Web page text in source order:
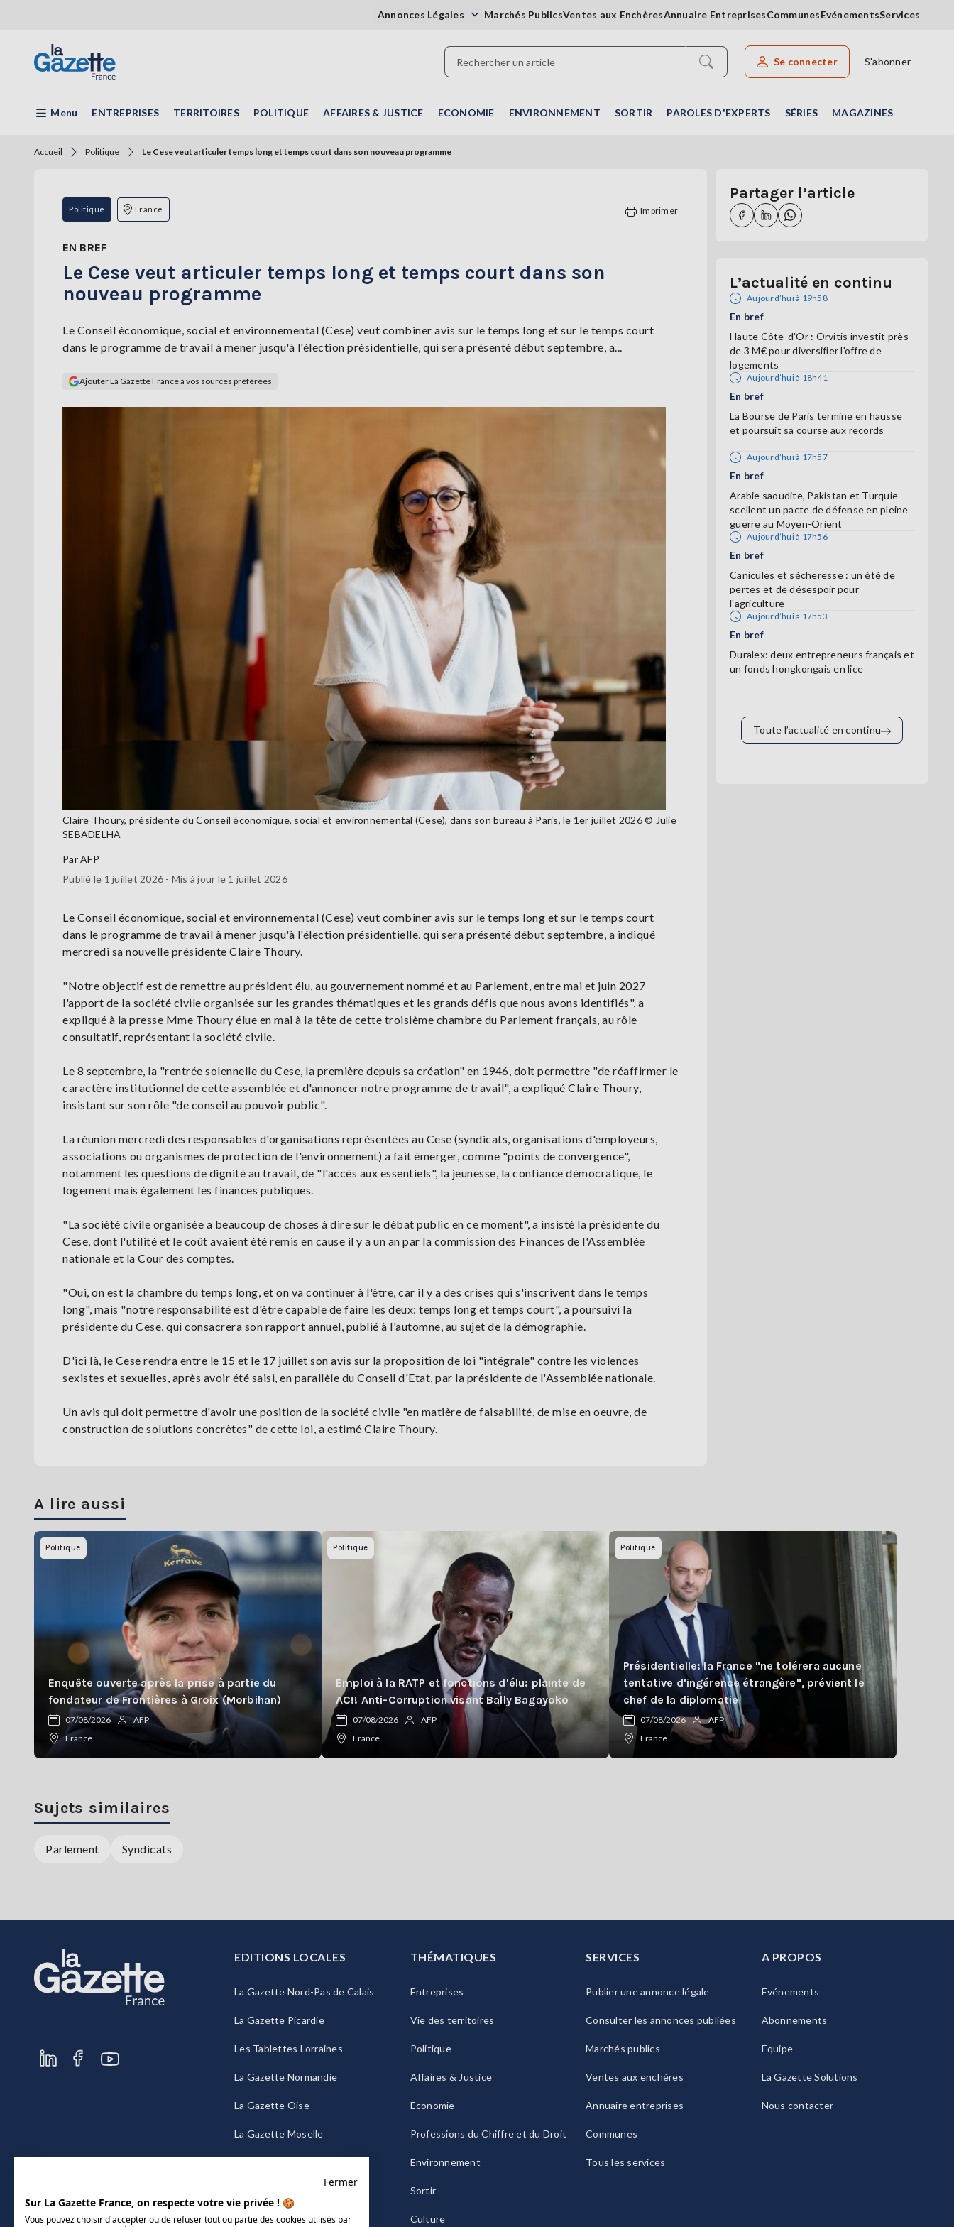
Annonces Légales Marchés PublicsVentes aux EnchèresAnnuaire EntreprisesCommunesEvénementsServices
Rechercher un article
Se connecter S'abonner
Menu ENTREPRISES TERRITOIRES POLITIQUE AFFAIRES & JUSTICE ECONOMIE ENVIRONNEMENT SORTIR PAROLES D'EXPERTS SÉRIES MAGAZINES
Accueil Politique Le Cese veut articuler temps long et temps court dans son nouveau programme
Politique France Imprimer
EN BREF
Le Cese veut articuler temps long et temps court dans son
nouveau programme
Le Conseil économique, social et environnemental (Cese) veut combiner avis sur le temps long et sur le temps court
dans le programme de travail à mener jusqu'à l'élection présidentielle, qui sera présenté début septembre, a...
Ajouter La Gazette France à vos sources préférées
Claire Thoury, présidente du Conseil économique, social et environnemental (Cese), dans son bureau à Paris, le 1er juillet 2026 © Julie
SEBADELHA
ParAFP
Publié le 1 juillet 2026 - Mis à jour le 1 juillet 2026
Le Conseil économique, social et environnemental (Cese) veut combiner avis sur le temps long et sur le temps court
dans le programme de travail à mener jusqu'à l'élection présidentielle, qui sera présenté début septembre, a indiqué
mercredi sa nouvelle présidente Claire Thoury.
"Notre objectif est de remettre au président élu, au gouvernement nommé et au Parlement, entre mai et juin 2027
l'apport de la société civile organisée sur les grandes thématiques et les grands défis que nous avons identifiés", a
expliqué à la presse Mme Thoury élue en mai à la tête de cette troisième chambre du Parlement français, au rôle
consultatif, représentant la société civile.
Le 8 septembre, la "rentrée solennelle du Cese, la première depuis sa création" en 1946, doit permettre "de réaffirmer le
caractère institutionnel de cette assemblée et d'annoncer notre programme de travail", a expliqué Claire Thoury,
insistant sur son rôle "de conseil au pouvoir public".
La réunion mercredi des responsables d'organisations représentées au Cese (syndicats, organisations d'employeurs,
associations ou organismes de protection de l'environnement) a fait émerger, comme "points de convergence",
notamment les questions de dignité au travail, de "l'accès aux essentiels", la jeunesse, la confiance démocratique, le
logement mais également les finances publiques.
"La société civile organisée a beaucoup de choses à dire sur le débat public en ce moment", a insisté la présidente du
Cese, dont l'utilité et le coût avaient été remis en cause il y a un an par la commission des Finances de l'Assemblée
nationale et la Cour des comptes.
"Oui, on est la chambre du temps long, et on va continuer à l'être, car il y a des crises qui s'inscrivent dans le temps
long", mais "notre responsabilité est d'être capable de faire les deux: temps long et temps court", a poursuivi la
présidente du Cese, qui consacrera son rapport annuel, publié à l'automne, au sujet de la démographie.
D'ici là, le Cese rendra entre le 15 et le 17 juillet son avis sur la proposition de loi "intégrale" contre les violences
sexistes et sexuelles, après avoir été saisi, en parallèle du Conseil d'Etat, par la présidente de l'Assemblée nationale.
Un avis qui doit permettre d'avoir une position de la société civile "en matière de faisabilité, de mise en oeuvre, de
construction de solutions concrètes" de cette loi, a estimé Claire Thoury.
Partager l’article
L’actualité en continu
Aujourd’hui à 19h58
En bref
Haute Côte-d'Or : Orvitis investit près
de 3 M€ pour diversifier l'offre de
logements
Aujourd’hui à 18h41
En bref
La Bourse de Paris termine en hausse
et poursuit sa course aux records
Aujourd’hui à 17h57
En bref
Arabie saoudite, Pakistan et Turquie
scellent un pacte de défense en pleine
guerre au Moyen-Orient
Aujourd’hui à 17h56
En bref
Canicules et sécheresse : un été de
pertes et de désespoir pour
l'agriculture
Aujourd’hui à 17h53
En bref
Duralex: deux entrepreneurs français et
un fonds hongkongais en lice
Toute l’actualité en continu
A lire aussi
Politique
Enquête ouverte après la prise à partie du
fondateur de Frontières à Groix (Morbihan)
07/08/2026
AFP
France
Politique
Emploi à la RATP et fonctions d'élu: plainte de
AC!! Anti-Corruption visant Bally Bagayoko
07/08/2026
AFP
France
Politique
Présidentielle: la France "ne tolérera aucune
tentative d'ingérence étrangère", prévient le
chef de la diplomatie
07/08/2026
AFP
France
Sujets similaires
Parlement Syndicats
EDITIONS LOCALES
La Gazette Nord-Pas de Calais
La Gazette Picardie
Les Tablettes Lorraines
La Gazette Normandie
La Gazette Oise
La Gazette Moselle
THÉMATIQUES
Entreprises
Vie des territoires
Politique
Affaires & Justice
Economie
Professions du Chiffre et du Droit
Environnement
Sortir
Culture
SERVICES
Publier une annonce légale
Consulter les annonces publiées
Marchés publics
Ventes aux enchères
Annuaire entreprises
Communes
Tous les services
A PROPOS
Evénements
Abonnements
Equipe
La Gazette Solutions
Nous contacter
Fermer
Sur La Gazette France, on respecte votre vie privée ! 🍪
Vous pouvez choisir d'accepter ou de refuser tout ou partie des cookies utilisés par